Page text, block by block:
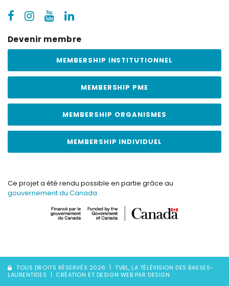
Devenir membre
MEMBERSHIP INSTITUTIONNEL
MEMBERSHIP PME
MEMBERSHIP ORGANISMES
MEMBERSHIP INDIVIDUEL
Ce projet a été rendu possible en partie grâce au
gouvernement du Canada
TOUS DROITS RÉSERVÉS 2026
TVBL, LA TÉLÉVISION DES BASSES-
LAURENTIDES
CRÉATION ET DESIGN WEB PAR DESIGN